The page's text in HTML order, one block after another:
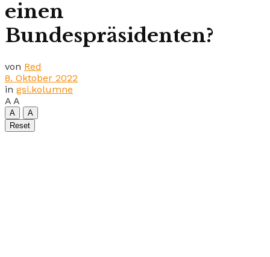
einen
Bundespräsidenten?
von Red
8. Oktober 2022
in gsi.kolumne
A A
A
A
Reset